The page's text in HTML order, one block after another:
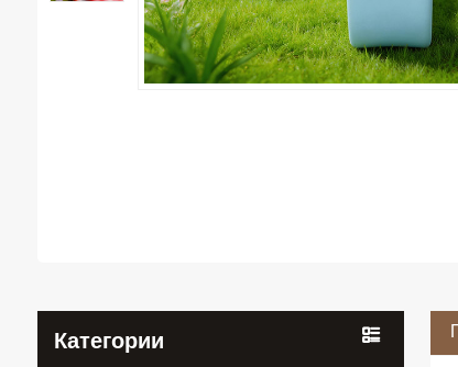
Категории